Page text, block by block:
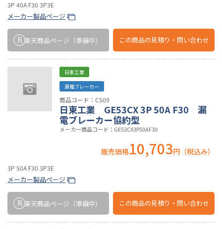
3P 40A F30 3P3E
メーカー製品ページ
楽天商品ページ （準備中） この商品の見積り・問い合わせ
日東工業
漏電ブレーカー
商品コード：C509
日東工業 GE53CX 3P 50A F30 漏
電ブレーカー協約型
メーカー商品コード：GE53CX3P50AF30
販売価格10,703円（税込み）
3P 50A F30 3P3E
メーカー製品ページ
楽天商品ページ （準備中） この商品の見積り・問い合わせ